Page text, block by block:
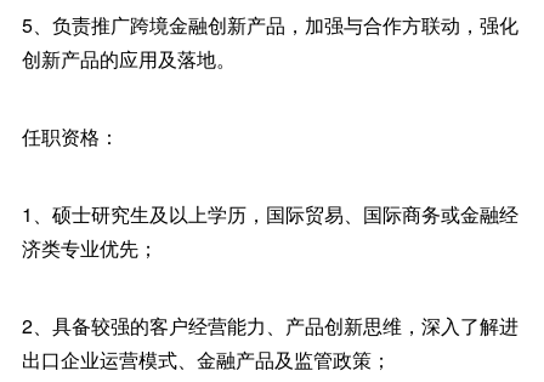
5、负责推广跨境金融创新产品，加强与合作方联动，强化
创新产品的应用及落地。
任职资格：
1、硕士研究生及以上学历，国际贸易、国际商务或金融经
济类专业优先；
2、具备较强的客户经营能力、产品创新思维，深入了解进
出口企业运营模式、金融产品及监管政策；